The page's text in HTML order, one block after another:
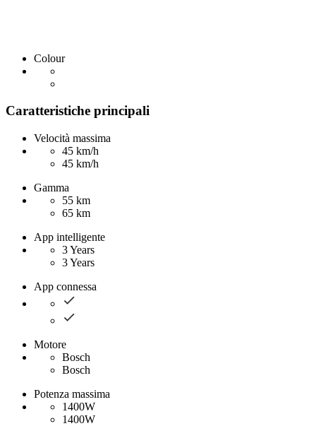
Colour
Caratteristiche principali
Velocità massima
45 km/h
45 km/h
Gamma
55 km
65 km
App intelligente
3 Years
3 Years
App connessa
Motore
Bosch
Bosch
Potenza massima
1400W
1400W